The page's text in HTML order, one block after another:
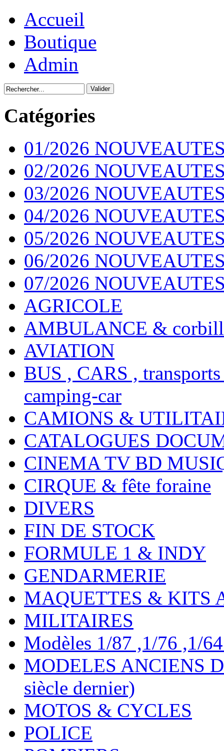
Accueil
Boutique
Admin
Catégories
01/2026
02/2026
03/2026
04/2026
05/2026
06/2026
07/2026
AGRICOLE
AMBULANCE &
AVIATION
BUS , CARS ,
camping-car
CAMIONS &
CATALOGUES
CINEMA TV BD
CIRQUE & fête foraine
DIVERS
FIN DE STOCK
FORMULE 1 & INDY
GENDARMERIE
MAQUETTES & KITS
MILITAIRES
Modèles 1/87 ,1/76 ,1/
MODELES ANCIENS
siècle dernier)
MOTOS & CYCLES
POLICE